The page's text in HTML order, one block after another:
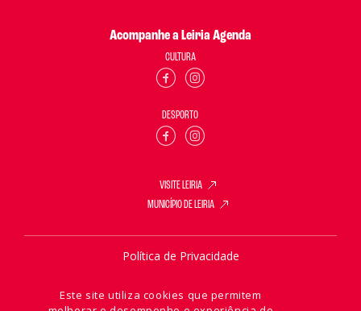
Acompanhe a Leiria Agenda
CULTURA
DESPORTO
VISITE LEIRIA
MUNICÍPIO DE LEIRIA
Política de Privacidade
Este site utiliza cookies que permitem